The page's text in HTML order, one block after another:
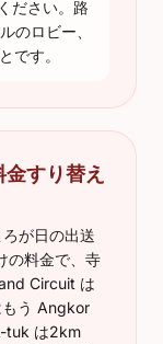
ださい。路
のロビー、
です。
すり替え
が日の出送
の料金で、寺
Circuit は
もう Angkor
tuk は2km